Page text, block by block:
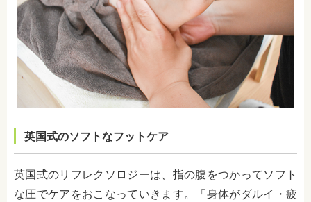
英国式のソフトなフットケア
英国式のリフレクソロジーは、指の腹をつかってソフト
な圧でケアをおこなっていきます。「身体がダルイ・疲